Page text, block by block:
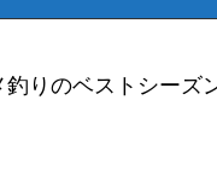
りのベストシーズ